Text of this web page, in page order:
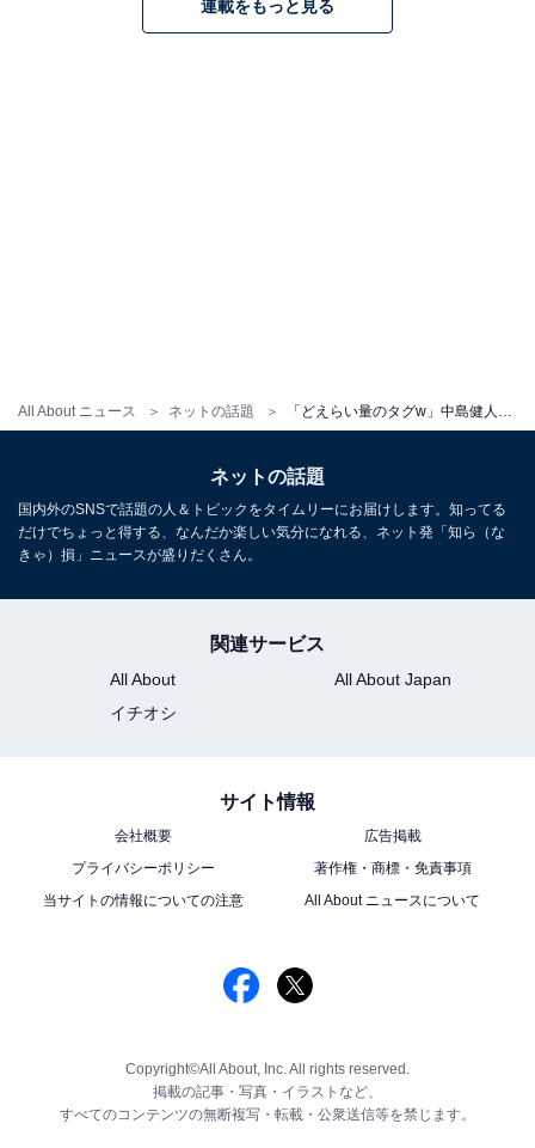
All About ニュース ネットの話題 「どえらい量のタグw」中島健人、Nissyとのツーショットにファン歓喜！ 「次への伏線てなんだろう」
連載をもっと見る
ネットの話題
国内外のSNSで話題の人＆トピックをタイムリーにお届けします。知ってる
だけでちょっと得する、なんだか楽しい気分になれる、ネット発「知ら（な
きゃ）損」ニュースが盛りだくさん。
関連サービス
All About
All About Japan
イチオシ
サイト情報
会社概要
広告掲載
プライバシーポリシー
著作権・商標・免責事項
当サイトの情報についての注意
All About ニュースについて
Copyright©All About, Inc. All rights reserved.
掲載の記事・写真・イラストなど、
すべてのコンテンツの無断複写・転載・公衆送信等を禁じます。